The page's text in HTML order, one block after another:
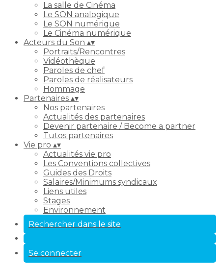
La salle de Cinéma
Le SON analogique
Le SON numérique
Le Cinéma numérique
Acteurs du Son ▴▾
Portraits/Rencontres
Vidéothèque
Paroles de chef
Paroles de réalisateurs
Hommage
Partenaires ▴▾
Nos partenaires
Actualités des partenaires
Devenir partenaire / Become a partner
Tutos partenaires
Vie pro ▴▾
Actualités vie pro
Les Conventions collectives
Guides des Droits
Salaires/Minimums syndicaux
Liens utiles
Stages
Environnement
Rechercher dans le site
Se connecter